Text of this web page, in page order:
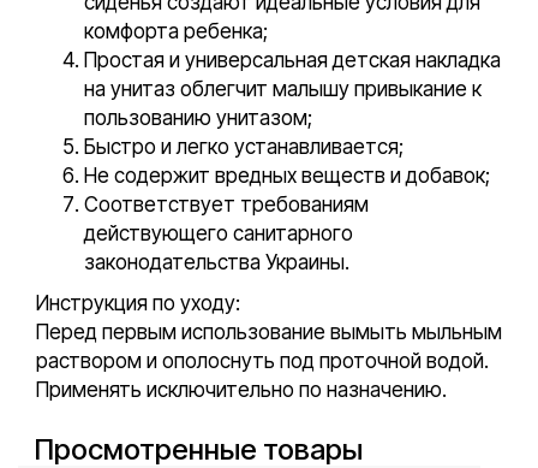
комфорта ребенка;
Простая и универсальная детская накладка
на унитаз облегчит малышу привыкание к
пользованию унитазом;
Быстро и легко устанавливается;
Не содержит вредных веществ и добавок;
Соответствует требованиям
действующего санитарного
законодательства Украины.
Инструкция по уходу:
Перед первым использование вымыть мыльным
раствором и ополоснуть под проточной водой.
Применять исключительно по назначению.
Просмотренные товары